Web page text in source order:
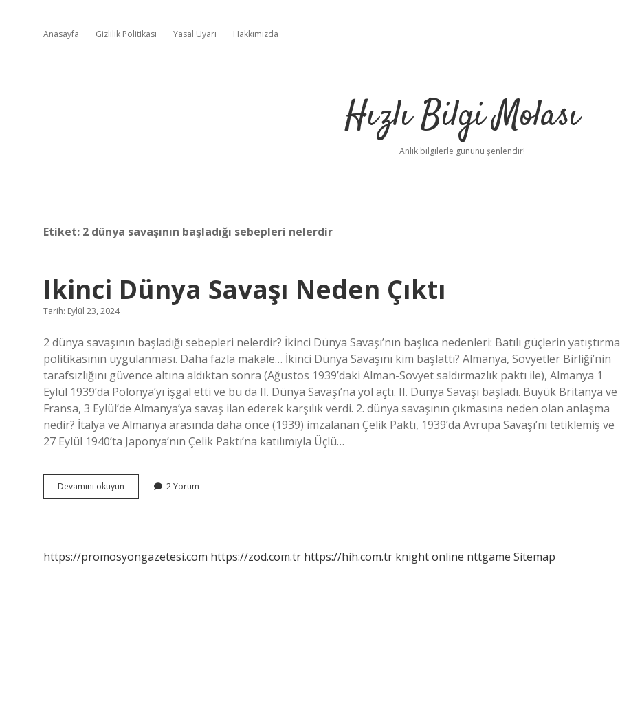
Anasayfa Gizlilik Politikası Yasal Uyarı Hakkımızda
Hızlı Bilgi Molası
Anlık bilgilerle gününü şenlendir!
Etiket: 2 dünya savaşının başladığı sebepleri nelerdir
Ikinci Dünya Savaşı Neden Çıktı
Tarih: Eylül 23, 2024
2 dünya savaşının başladığı sebepleri nelerdir? İkinci Dünya Savaşı’nın başlıca nedenleri: Batılı güçlerin yatıştırma
politikasının uygulanması. Daha fazla makale… İkinci Dünya Savaşını kim başlattı? Almanya, Sovyetler Birliği’nin
tarafsızlığını güvence altına aldıktan sonra (Ağustos 1939’daki Alman-Sovyet saldırmazlık paktı ile), Almanya 1
Eylül 1939’da Polonya’yı işgal etti ve bu da II. Dünya Savaşı’na yol açtı. II. Dünya Savaşı başladı. Büyük Britanya ve
Fransa, 3 Eylül’de Almanya’ya savaş ilan ederek karşılık verdi. 2. dünya savaşının çıkmasına neden olan anlaşma
nedir? İtalya ve Almanya arasında daha önce (1939) imzalanan Çelik Paktı, 1939’da Avrupa Savaşı’nı tetiklemiş ve
27 Eylül 1940’ta Japonya’nın Çelik Paktı’na katılımıyla Üçlü…
Devamını okuyun
Dünya
2 Yorum
https://promosyongazetesi.com https://zod.com.tr https://hih.com.tr knight online nttgame Sitemap